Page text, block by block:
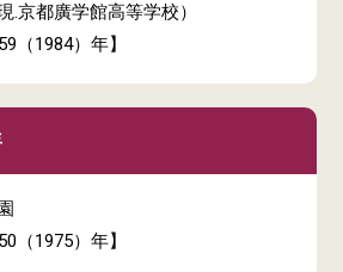
.京都廣学館高等学校）
（1984）年】
（1975）年】